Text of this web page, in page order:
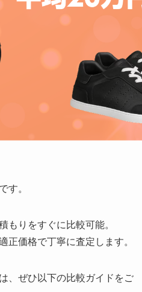
す。
もりをすぐに比較可能。
価格で丁寧に査定します。
、ぜひ以下の比較ガイドをご